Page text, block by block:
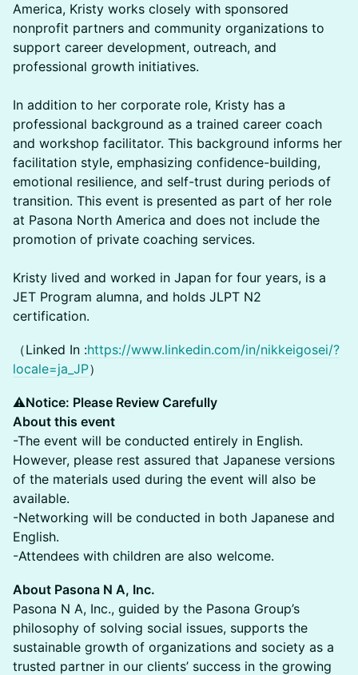
America, Kristy works closely with sponsored
nonprofit partners and community organizations to
support career development, outreach, and
professional growth initiatives.
In addition to her corporate role, Kristy has a
professional background as a trained career coach
and workshop facilitator. This background informs her
facilitation style, emphasizing confidence-building,
emotional resilience, and self-trust during periods of
transition. This event is presented as part of her role
at Pasona North America and does not include the
promotion of private coaching services.
Kristy lived and worked in Japan for four years, is a
JET Program alumna, and holds JLPT N2
certification.
（Linked In :https://www.linkedin.com/in/nikkeigosei/?
locale=ja_JP）
​⚠️Notice: Please Review Carefully
About this event
-The event will be conducted entirely in English.
However, please rest assured that Japanese versions
of the materials used during the event will also be
available.
-Networking will be conducted in both Japanese and
English.
-Attendees with children are also welcome.
About Pasona N A, Inc.
Pasona N A, Inc., guided by the Pasona Group’s
philosophy of solving social issues, supports the
sustainable growth of organizations and society as a
trusted partner in our clients’ success in the growing